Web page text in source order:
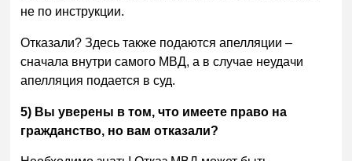
не по инструкции.
Отказали? Здесь также подаются апелляции –
сначала внутри самого МВД, а в случае неудачи
апелляция подается в суд.
5) Вы уверены в том, что имеете право на
гражданство, но вам отказали?